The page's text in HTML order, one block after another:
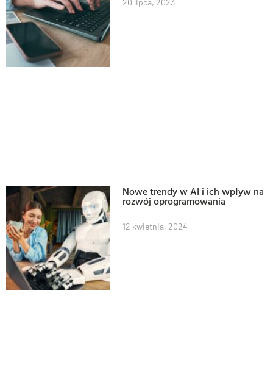
20 lipca, 2023
Nowe trendy w AI i ich wpływ na
rozwój oprogramowania
12 kwietnia, 2024